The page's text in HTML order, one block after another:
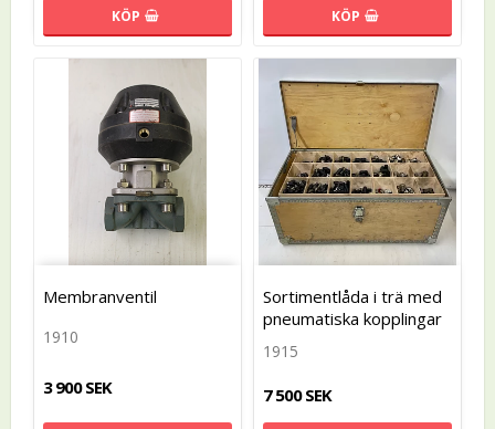
KÖP KÖP
Membranventil
1910
3 900 SEK
Sortimentlåda i trä med
pneumatiska kopplingar
1915
7 500 SEK